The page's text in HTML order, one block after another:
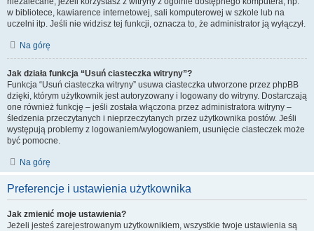
w bibliotece, kawiarence internetowej, sali komputerowej w szkole lub na
uczelni itp. Jeśli nie widzisz tej funkcji, oznacza to, że administrator ją wyłączył.
Na górę
Jak działa funkcja “Usuń ciasteczka witryny”?
Funkcja “Usuń ciasteczka witryny” usuwa ciasteczka utworzone przez phpBB
dzięki, którym użytkownik jest autoryzowany i logowany do witryny. Dostarczają
one również funkcję – jeśli została włączona przez administratora witryny –
śledzenia przeczytanych i nieprzeczytanych przez użytkownika postów. Jeśli
występują problemy z logowaniem/wylogowaniem, usunięcie ciasteczek może
być pomocne.
Na górę
Preferencje i ustawienia użytkownika
Jak zmienić moje ustawienia?
Jeżeli jesteś zarejestrowanym użytkownikiem, wszystkie twoje ustawienia są